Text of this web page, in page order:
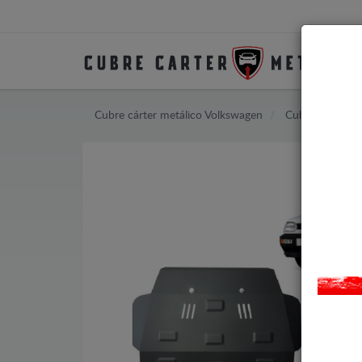
Cubre cárter metálico Volkswagen Cubre cárter